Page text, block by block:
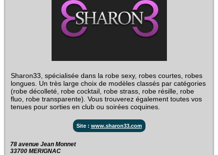
Sharon33, spécialisée dans la robe sexy, robes courtes, robes
longues. Un très large choix de modèles classés par catégories
(robe décolleté, robe cocktail, robe strass, robe résille, robe
fluo, robe transparente). Vous trouverez également toutes vos
tenues pour sorties en club ou soirées coquines.
Site : www.sharon33.com
78 avenue Jean Monnet‎
33700 MERIGNAC